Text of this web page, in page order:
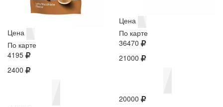
Цена
По карте
4195
2400
Цена
По карте
36470
21000
20000